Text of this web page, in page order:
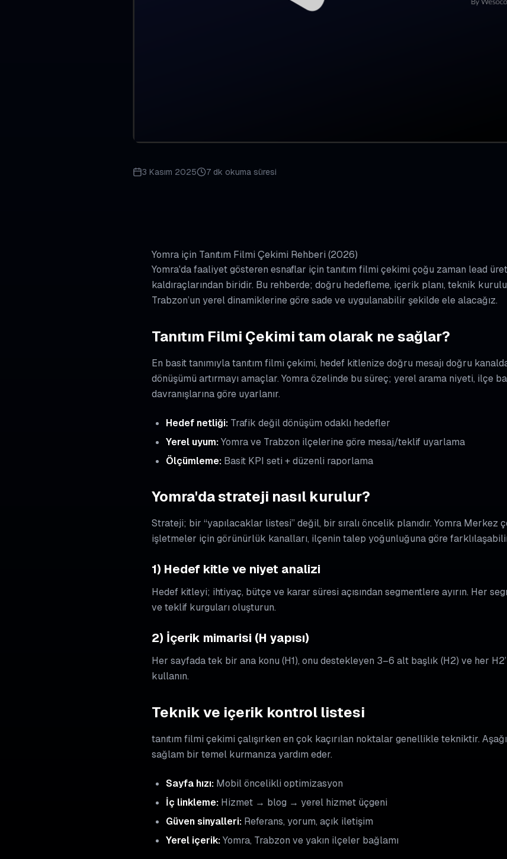
3 Kasım 2025 7 dk okuma süresi
Yomra için Tanıtım Filmi Çekimi Rehberi (2026)
Yomra'da faaliyet gösteren esnaflar için tanıtım filmi çekimi çoğu zaman lead
kaldıraçlarından biridir. Bu rehberde; doğru hedefleme, içerik planı, teknik
Trabzon’un yerel dinamiklerine göre sade ve uygulanabilir şekilde ele alacağız.
Tanıtım Filmi Çekimi tam olarak ne sağlar?
En basit tanımıyla tanıtım filmi çekimi, hedef kitlenize doğru mesajı doğru
dönüşümü artırmayı amaçlar. Yomra özelinde bu süreç; yerel arama niyeti, ilçe
davranışlarına göre uyarlanır.
Hedef netliği: Trafik değil dönüşüm odaklı hedefler
Yerel uyum:Yomra ve Trabzon ilçelerine göre mesaj/teklif uyarlama
Ölçümleme: Basit KPI seti + düzenli raporlama
Yomra'da strateji nasıl kurulur?
Strateji; bir “yapılacaklar listesi” değil, bir sıralı öncelik planıdır. Yomra Merkez
işletmeler için görünürlük kanalları, ilçenin talep yoğunluğuna göre
1) Hedef kitle ve niyet analizi
Hedef kitleyi; ihtiyaç, bütçe ve karar süresi açısından segmentlere ayırın. Her
ve teklif kurguları oluşturun.
2) İçerik mimarisi (H yapısı)
Her sayfada tek bir ana konu (H1), onu destekleyen 3–6 alt başlık (H2) ve her
kullanın.
Teknik ve içerik kontrol listesi
tanıtım filmi çekimi çalışırken en çok kaçırılan noktalar genellikle tekniktir.
sağlam bir temel kurmanıza yardım eder.
Sayfa hızı: Mobil öncelikli optimizasyon
İç linkleme: Hizmet → blog → yerel hizmet üçgeni
Güven sinyalleri: Referans, yorum, açık iletişim
Yerel içerik:Yomra, Trabzon ve yakın ilçeler bağlamı